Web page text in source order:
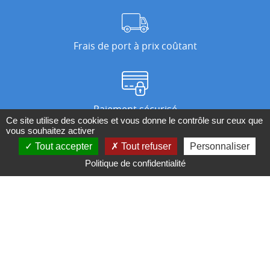
Frais de port à prix coûtant
Paiement sécurisé
Nos magasins
Ce site utilise des cookies et vous donne le contrôle sur ceux que
vous souhaitez activer
Tout accepter
Tout refuser
Personnaliser
Politique de confidentialité